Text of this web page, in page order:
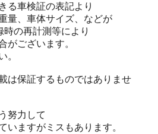
車検証の表記より
、車体サイズ、などが
再計測等により
ございます。
は保証するものではありませ
力して
すがミスもあります。